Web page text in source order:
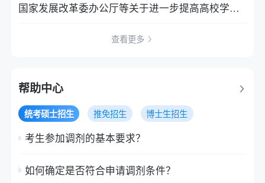
国家发展改革委办公厅等关于进一步提高高校学生医疗保障质量的通知
查看更多
帮助中心
统考硕士招生 推免招生 博士生招生
考生参加调剂的基本要求？
如何确定是否符合申请调剂条件？